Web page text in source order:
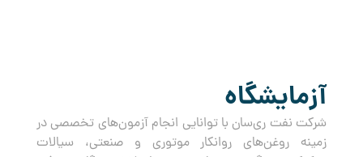
آزمایشگاه
شرکت نفت ری‌سان با توانایی انجام آزمون‌های تخصصی در
زمینه روغن‌های روانکار موتوری و صنعتی، سیالات